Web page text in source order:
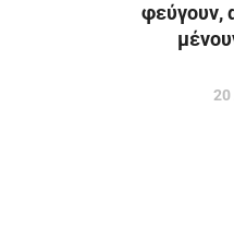
φεύγουν,
20